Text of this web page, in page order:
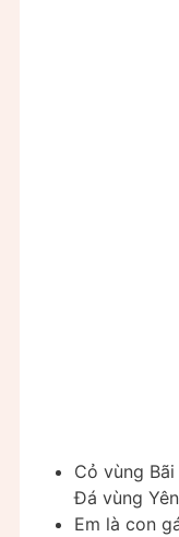
Cỏ vùng
Đá vùng
Em là con